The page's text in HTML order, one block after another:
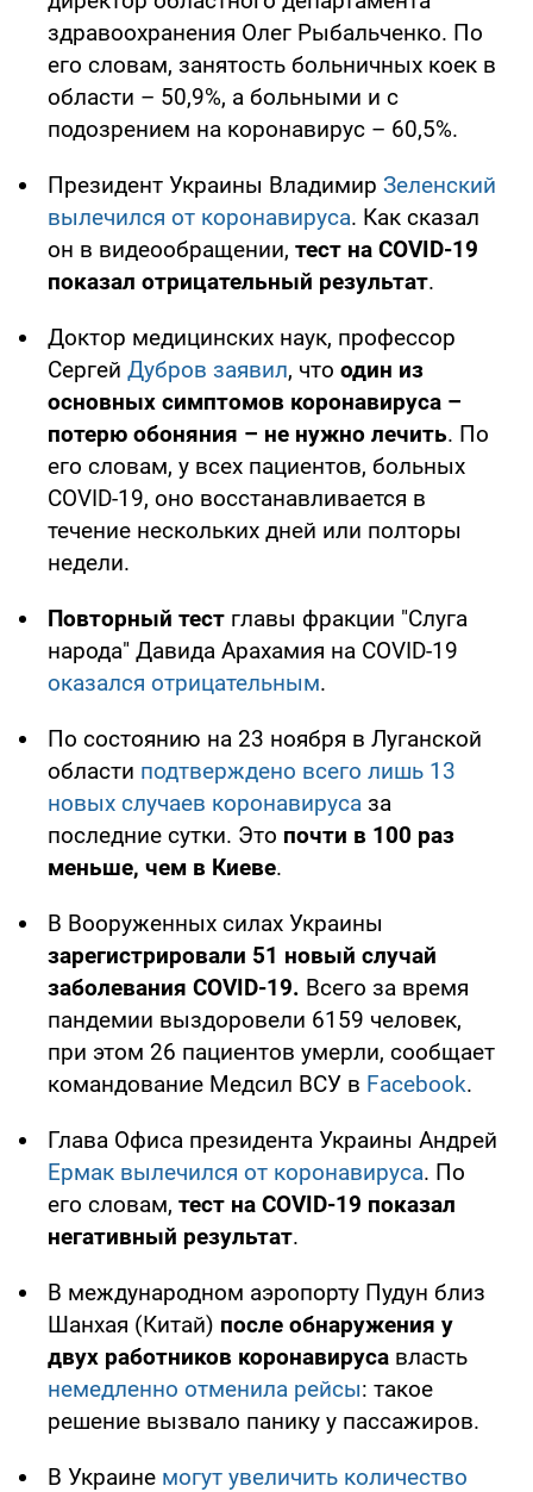
здравоохранения Олег Рыбальченко. По
его словам, занятость больничных коек в
области – 50,9%, а больными и с
подозрением на коронавирус – 60,5%.
Президент Украины Владимир Зеленский
вылечился от коронавируса. Как сказал
он в видеообращении, тест на COVID-19
показал отрицательный результат.
Доктор медицинских наук, профессор
Сергей Дубров заявил, что один из
основных симптомов коронавируса –
потерю обоняния – не нужно лечить. По
его словам, у всех пациентов, больных
COVID-19, оно восстанавливается в
течение нескольких дней или полторы
недели.
Повторный тест главы фракции "Слуга
народа" Давида Арахамия на COVID-19
оказался отрицательным.
По состоянию на 23 ноября в Луганской
области подтверждено всего лишь 13
новых случаев коронавируса за
последние сутки. Это почти в 100 раз
меньше, чем в Киеве.
В Вооруженных силах Украины
зарегистрировали 51 новый случай
заболевания COVID-19. Всего за время
пандемии выздоровели 6159 человек,
при этом 26 пациентов умерли, сообщает
командование Медсил ВСУ в Facebook.
Глава Офиса президента Украины Андрей
Ермак вылечился от коронавируса. По
его словам, тест на COVID-19 показал
негативный результат.
В международном аэропорту Пудун близ
Шанхая (Китай) после обнаружения у
двух работников коронавируса власть
немедленно отменила рейсы: такое
решение вызвало панику у пассажиров.
В Украине могут увеличить количество